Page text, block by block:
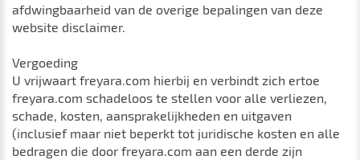
afdwingbaarheid van de overige bepalingen van deze
website disclaimer.
Vergoeding
U vrijwaart freyara.com hierbij en verbindt zich ertoe
freyara.com schadeloos te stellen voor alle verliezen,
schade, kosten, aansprakelijkheden en uitgaven
(inclusief maar niet beperkt tot juridische kosten en alle
bedragen die door freyara.com aan een derde zijn